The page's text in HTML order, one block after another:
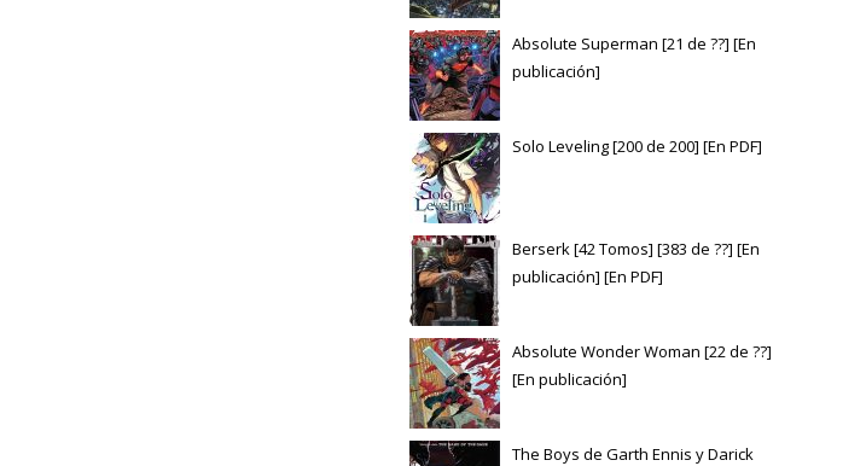
Absolute Superman [21 de ??] [En
publicación]
Solo Leveling [200 de 200] [En PDF]
Berserk [42 Tomos] [383 de ??] [En
publicación] [En PDF]
Absolute Wonder Woman [22 de ??]
[En publicación]
The Boys de Garth Ennis y Darick